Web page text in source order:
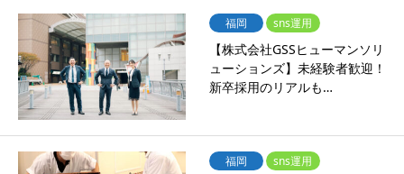
福岡 sns運用
【株式会社GSSヒューマンソリ
ューションズ】未経験者歓迎！
新卒採用のリアルも…
福岡 sns運用